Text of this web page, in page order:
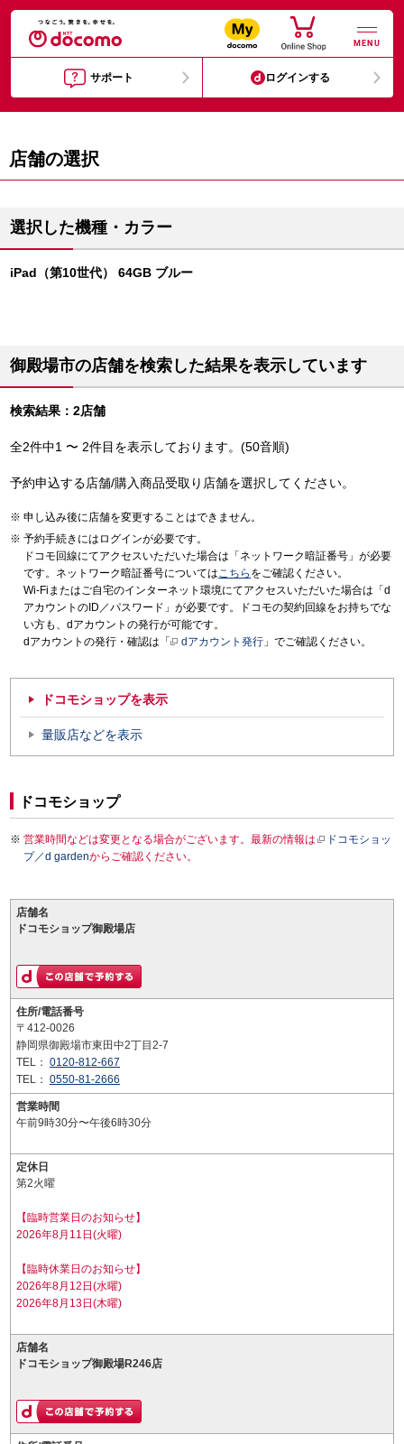
MENU
サポート ログインする
店舗の選択
選択した機種・カラー
iPad（第10世代） 64GB ブルー
御殿場市の店舗を検索した結果を表示しています
検索結果：2店舗
全2件中1 〜 2件目を表示しております。(50音順)
予約申込する店舗/購入商品受取り店舗を選択してください。
申し込み後に店舗を変更することはできません。
予約手続きにはログインが必要です。
ドコモ回線にてアクセスいただいた場合は「ネットワーク暗証番号」が必要
です。ネットワーク暗証番号についてはこちら をご確認ください。
Wi-Fiまたはご自宅のインターネット環境にてアクセスいただいた場合は「d
アカウントのID／パスワード」が必要です。ドコモの契約回線をお持ちでな
い方も、dアカウントの発行が可能です。
dアカウントの発行・確認は「
dアカウント発行 」でご確認ください。
ドコモショップを表示
量販店などを表示
ドコモショップ
営業時間などは変更となる場合がございます。最新の情報は
ドコモショッ
プ／d gardenからご確認ください。
店舗名
ドコモショップ御殿場店
住所/電話番号
〒412-0026
静岡県御殿場市東田中2丁目2-7
TEL： 0120-812-667
TEL： 0550-81-2666
営業時間
午前9時30分〜午後6時30分
定休日
第2火曜
【臨時営業日のお知らせ】
2026年8月11日(火曜)
【臨時休業日のお知らせ】
2026年8月12日(水曜)
2026年8月13日(木曜)
店舗名
ドコモショップ御殿場R246店